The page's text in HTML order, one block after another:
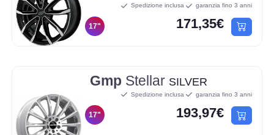
17"
Spedizione inclusa garanzia fino 3 anni
171,35€
Gmp Stellar SILVER
17"
Spedizione inclusa garanzia fino 3 anni
193,97€